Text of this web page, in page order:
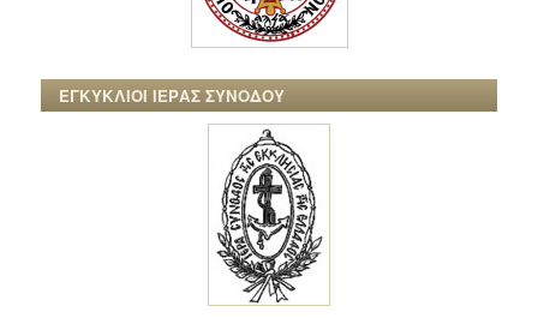
ΕΓΚΥΚΛΙΟΙ ΙΕΡΑΣ ΣΥΝΟΔΟΥ